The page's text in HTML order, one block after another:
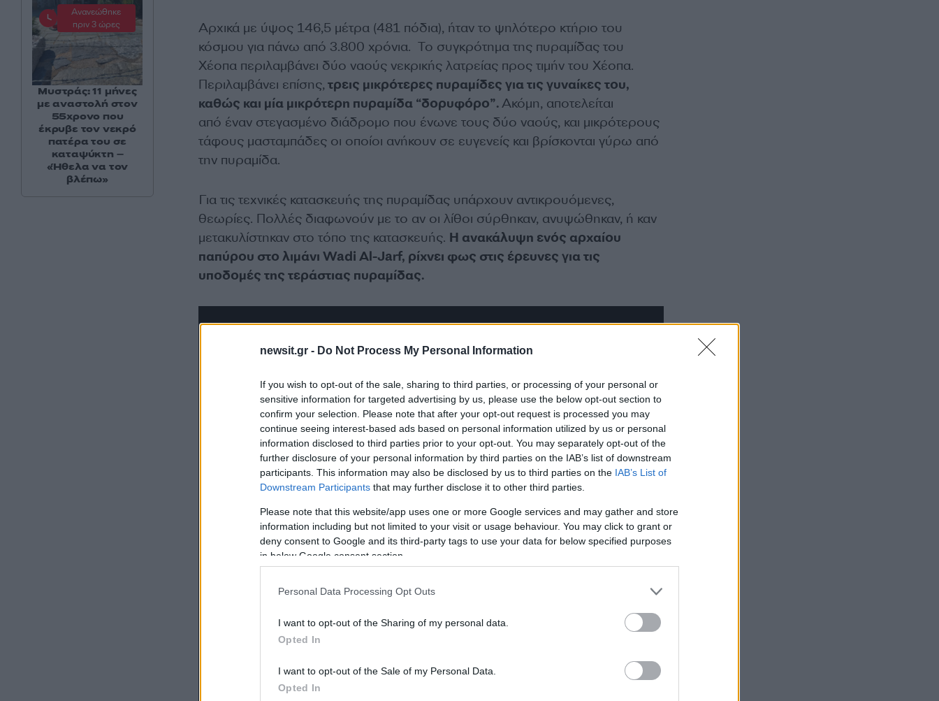
newsit.gr - Do Not Process My Personal Information
If you wish to opt-out of the sale, sharing to third parties, or processing of your personal or
sensitive information for targeted advertising by us, please use the below opt-out section to
confirm your selection. Please note that after your opt-out request is processed you may
continue seeing interest-based ads based on personal information utilized by us or personal
information disclosed to third parties prior to your opt-out. You may separately opt-out of the
further disclosure of your personal information by third parties on the IAB’s list of downstream
participants. This information may also be disclosed by us to third parties on the IAB’s List of
Downstream Participants that may further disclose it to other third parties.
Please note that this website/app uses one or more Google services and may gather and store
information including but not limited to your visit or usage behaviour. You may click to grant or
deny consent to Google and its third-party tags to use your data for below specified purposes
in below Google consent section.
Personal Data Processing Opt Outs
I want to opt-out of the Sharing of my personal data.
Opted In
I want to opt-out of the Sale of my Personal Data.
Opted In
Αρχικά με ύψος 146,5 μέτρα (481 πόδια), ήταν το ψηλότερο κτήριο του
κόσμου για πάνω από 3.800 χρόνια. Το συγκρότημα της πυραμίδας του
Χέοπα περιλαμβάνει δύο ναούς νεκρικής λατρείας προς τιμήν του Χέοπα.
Περιλαμβάνει επίσης, τρεις μικρότερες πυραμίδες για τις γυναίκες του,
καθώς και μία μικρότερη πυραμίδα “δορυφόρο”.Ακόμη, αποτελείται
από έναν στεγασμένο διάδρομο που ένωνε τους δύο ναούς, και μικρότερους
τάφους μασταμπάδες οι οποίοι ανήκουν σε ευγενείς και βρίσκονται γύρω από
την πυραμίδα.
Για τις τεχνικές κατασκευής της πυραμίδας υπάρχουν αντικρουόμενες,
θεωρίες. Πολλές διαφωνούν με το αν οι λίθοι σύρθηκαν, ανυψώθηκαν, ή καν
μετακυλίστηκαν στο τόπο της κατασκευής. Η ανακάλυψη ενός αρχαίου
παπύρου στο λιμάνι Wadi Al-Jarf, ρίχνει φως στις έρευνες για τις
υποδομές της τεράστιας πυραμίδας.
Ανανεώθηκε
πριν 3 ώρες
Μυστράς: 11 μήνες
με αναστολή στον
55χρονο που
έκρυβε τον νεκρό
πατέρα του σε
καταψύκτη –
«Ήθελα να τον
βλέπω»